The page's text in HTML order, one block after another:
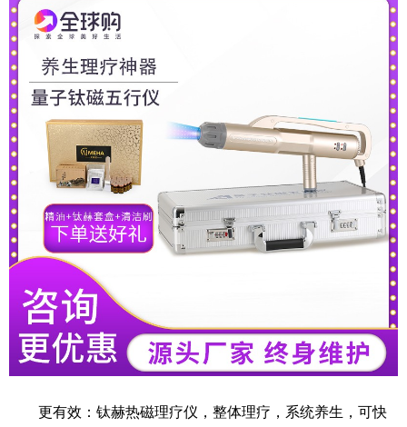
更有效：钛赫热磁理疗仪，整体理疗，系统养生，可快